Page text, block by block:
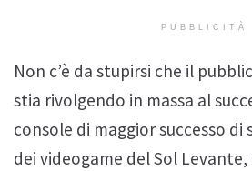
PUBBLICITÀ
Non c’è da stupirsi che il
stia rivolgendo in massa al
console di maggior successo
dei videogame del Sol